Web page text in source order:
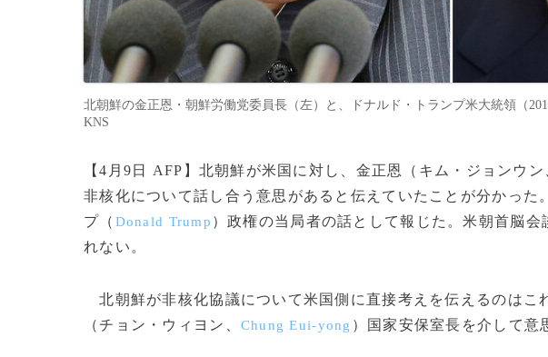
北朝鮮の金正恩・朝鮮労働党委員長（左）と、ドナルド・トランプ米大統領（
KNS
【4月9日 AFP】北朝鮮が米国に対し、金正恩（キム・ジョンウン
非核化について話し合う意思があると伝えていたことが分かった
プ（ Donald Trump ）政権の当局者の話として報じた。米朝首脳
れない。
北朝鮮が非核化協議について米国側に直接考えを伝えるのはこ
（チョン・ウィヨン、 Chung Eui-yong ）国家安保室長を介して意